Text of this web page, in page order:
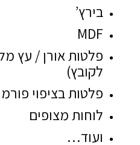
בירץ’
MDF
פלטות אורן / עץ
לקובץ)
פלטות בציפוי
לוחות מצופים
ועוד…